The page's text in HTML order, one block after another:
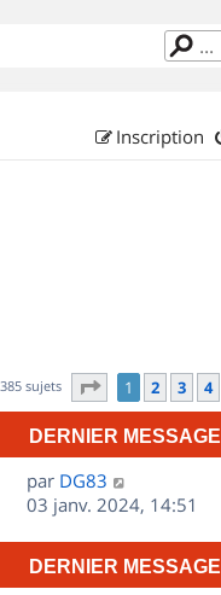
Inscription
385 sujets Page sur13
1 2 3 4
DERNIER MESSAGE
D
e
par DG83
03 janv. 2024, 14:51
DERNIER MESSAGE